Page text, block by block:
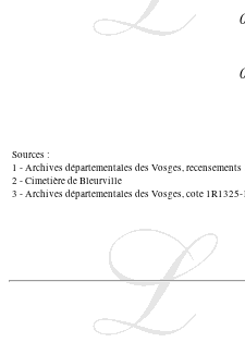
Sources :
1 - Archives départementales des Vosges,
2 - Cimetière de Bleurville
3 - Archives départementales des Vosges, cote